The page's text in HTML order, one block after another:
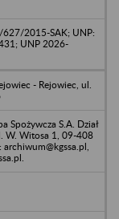
2015-SAK; UNP:
UNP 2026-
- Rejowiec, ul.
Spożywcza S.A. Dział
W. Witosa 1, 09-408
archiwum@kgssa.pl,